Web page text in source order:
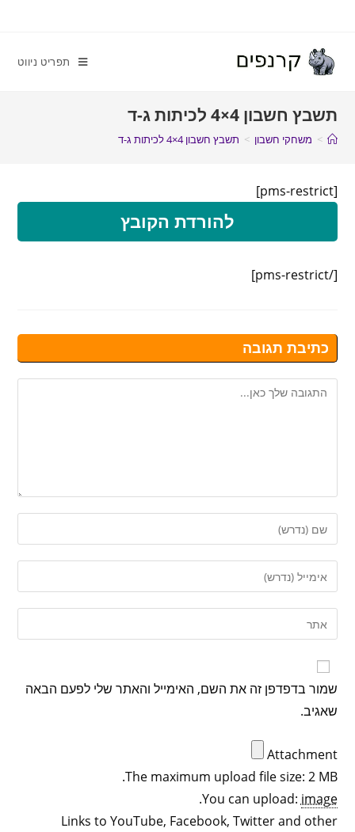
תפריט ניווט
תשבץ חשבון 4×4 לכיתות ג-ד
> משחקי חשבון > תשבץ חשבון 4×4 לכיתות ג-ד
[pms-restrict]
להורדת הקובץ
[/pms-restrict]
כתיבת תגובה
שמור בדפדפן זה את השם, האימייל והאתר שלי לפעם הבאה
שאגיב.
Attachment
The maximum upload file size: 2 MB.
You can upload: image
.
Links to YouTube, Facebook, Twitter and other